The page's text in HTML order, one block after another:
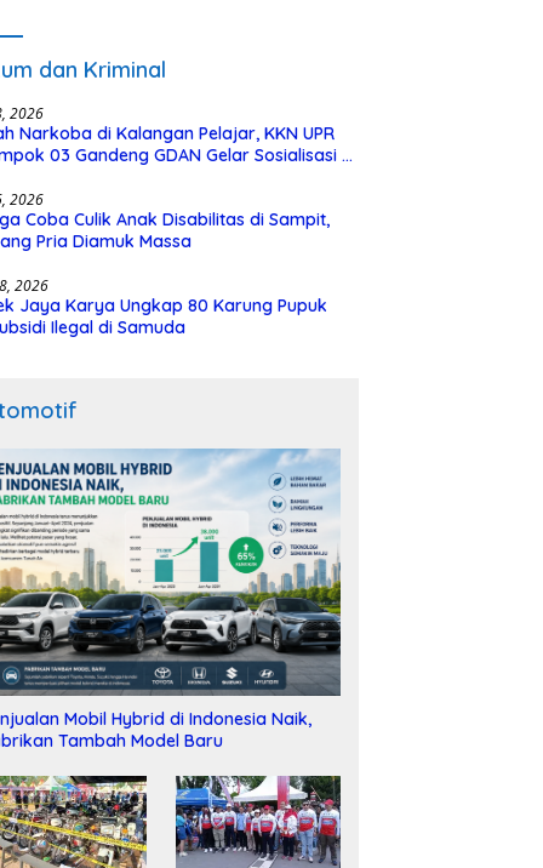
dan Kriminal
2026
Narkoba di Kalangan Pelajar, KKN UPR
03 Gandeng GDAN Gelar Sosialisasi di
2026
Coba Culik Anak Disabilitas di Sampit,
Pria Diamuk Massa
2026
Jaya Karya Ungkap 80 Karung Pupuk
Ilegal di Samuda
Mobil Hybrid di Indonesia Naik,
Tambah Model Baru